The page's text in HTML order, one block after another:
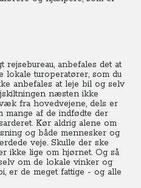
rejsebureau, anbefales det at
lokale turoperatører, som du
anbefales at leje bil og selv
næsten ikke
fra hovedvejene, dels er
mange af de indfødte der
Kør aldrig alene om
og både mennesker og
veje. Skulle der ske
ikke lige om hjørnet. Og så
om de lokale vinker og
er de meget fattige - og alle